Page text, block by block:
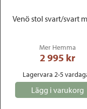
Venö stol svart/svart
Mer Hemma
2 995 kr
Lagervara 2-5
Lägg i varukorg